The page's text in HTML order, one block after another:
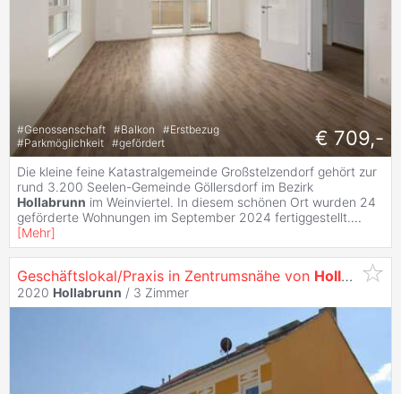
#Genossenschaft #Balkon #Erstbezug
#Parkmöglichkeit #gefördert € 709,-
Die kleine feine Katastralgemeinde Großstelzendorf gehört zur
rund 3.200 Seelen-Gemeinde Göllersdorf im Bezirk
Hollabrunn im Weinviertel. In diesem schönen Ort wurden 24
geförderte Wohnungen im September 2024 fertiggestellt....
[Mehr]
Geschäftslokal/Praxis in Zentrumsnähe von Hollabrunn
2020 Hollabrunn / 3 Zimmer